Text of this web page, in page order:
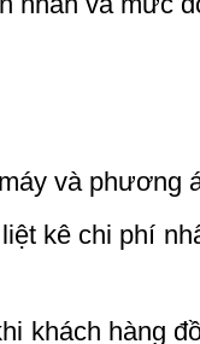
và phương
kê chi phí
khách hàng